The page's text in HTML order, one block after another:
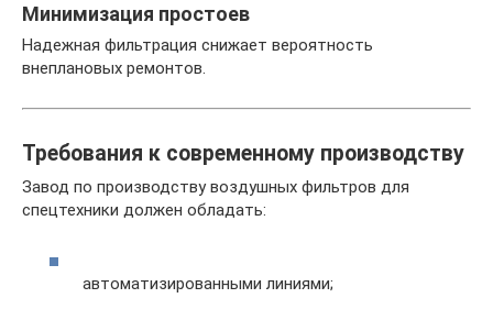
Минимизация простоев
Надежная фильтрация снижает вероятность
внеплановых ремонтов.
Требования к современному производству
Завод по производству воздушных фильтров для
спецтехники должен обладать:
автоматизированными линиями;